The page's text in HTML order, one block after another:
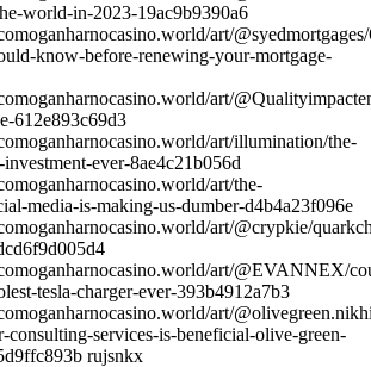
world-in-2023-19ac9b9390a6
art/
know-before-renewing-your-mortgage-
art/
612e893c69d3
art/illumination/the-
ever-8ae4c21b056d
art/the-
media-is-making-us-dumber-d4b4a23f096e
art/@crypkie/
art/@EVANNEX/
tesla-charger-ever-393b4912a7b3
art/
consulting-services-is-beneficial-olive-green-
rujsnkx